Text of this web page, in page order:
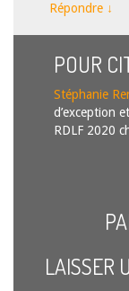
Répondre ↓
POUR
Stéphanie
d’exception
RDLF 2020
LAISSER